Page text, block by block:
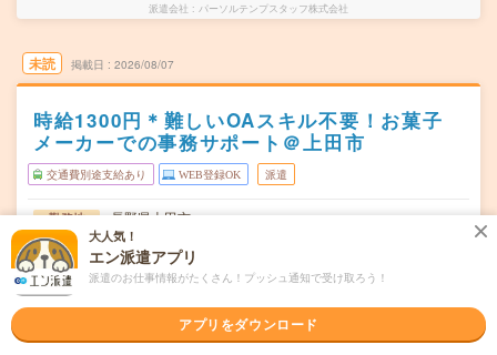
派遣会社 パーソルテンプスタッフ株式会社
未読 掲載日 2026/08/07
時給1300円＊難しいOAスキル不要！お菓子
メーカーでの事務サポート＠上田市
交通費別途支給あり WEB登録OK 派遣
勤務地
長野県上田市
神畑駅から車5分／大学前(長野県)駅から車5分
曜日頻度
月～金（週5日） ※会社カレンダーあり（月1～2回土曜出
勤、土曜出勤が無い月もあります）
08:00～17:00(実働7時間45分 休憩1時間15分)※休憩時間
は午前15分、昼45分、午後1…
大人気！
エン派遣アプリ
派遣のお仕事情報がたくさん！プッシュ通知で受け取ろう！
アプリをダウンロード